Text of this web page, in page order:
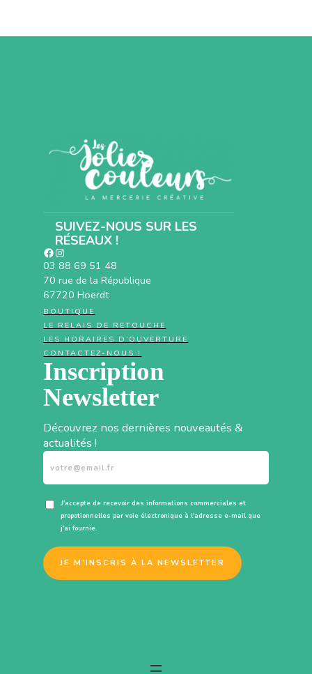
SUIVEZ-NOUS SUR LES
RÉSEAUX !
Facebook Instagram
03 88 69 51 48
70 rue de la République
67720 Hoerdt
BOUTIQUE
LE RELAIS DE RETOUCHE
LES HORAIRES D’OUVERTURE
CONTACTEZ-NOUS !
Inscription
Newsletter
Découvrez nos dernières nouveautés &
actualités !
J'accepte de recevoir des informations commerciales et
propotionnelles par voie électronique à l'adresse e-mail que
j'ai fournie.